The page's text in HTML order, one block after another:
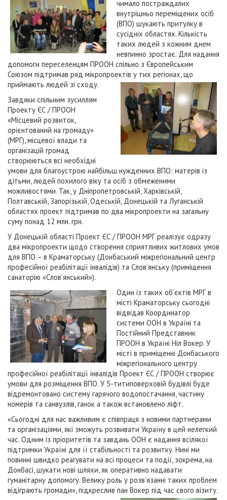
чимало постраждалих
внутрішньо переміщених осіб
(ВПО) шукають притулку в
сусідніх областях. Кількість
таких людей з кожним днем
невпинно зростає. Для надання
допомоги переселенцям ПРООН спільно з Європейським
Союзом підтримав ряд мікропроектів у тих регіонах, що
приймають людей зі сходу.
Завдяки спільним зусиллям
Проекту ЄС / ПРООН
«Місцевий розвиток,
орієнтований на громаду»
(МРГ), місцевої влади та
організацій громад
створюються всі необхідні
умови для благоустрою найбільш нужденних ВПО: матерів із
дітьми, людей похилого віку та осіб з обмеженими
можливостями. Так, у Дніпропетровській, Харківській,
Полтавській, Запорізькій, Одеській, Донецькій та Луганській
областях проект підтримав по два мікропроекти на загальну
суму понад 12 млн. грн.
У Донецькій області Проект ЄС / ПРООН МРГ реалізує одразу
два мікропроекти щодо створення сприятливих житлових умов
для ВПО – в Краматорську (Донбаський міжрегіональний центр
професійної реабілітації інвалідів) та Слов’янську (приміщення
санаторію «Слов’янський»).
Один із таких об’єктів МРГ в
місті Краматорську сьогодні
відвідав Координатор
системи ООН в Україні та
Постійний Представник
ПРООН в Україні Ніл Вокер. У
місті в приміщенні Донбаського
міжрегіонального центру
професійної реабілітації інвалідів Проект ЄС / ПРООН створює
умови для розміщення ВПО. У 5-титиповерховій будівлі буде
відремонтовано систему гарячого водопостачання, частину
номерів та санвузлів, ганок а також встановлено ліфт.
«Сьогодні для нас важливим є співпраця з новими партнерами
та організаціями, які зможуть розвивати Україну в цей нелегкий
час. Одним із пріоритетів та завдань ООН є надання всілякої
підтримки Україні для її стабільності та розвитку. Нині ми
повинні швидко реагувати на всі процеси та події, зокрема, на
Донбасі, шукати нові шляхи, як оперативно надавати
гуманітарну допомогу. Велику роль у розв’язанні таких проблем
відіграють громади», підкреслив пан Вокер під час свого візиту.